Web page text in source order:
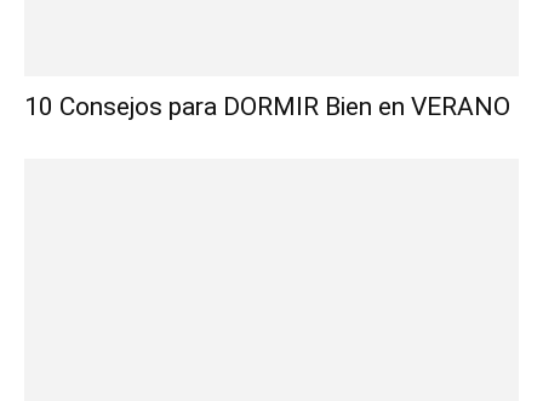
10 Consejos para DORMIR Bien en VERANO